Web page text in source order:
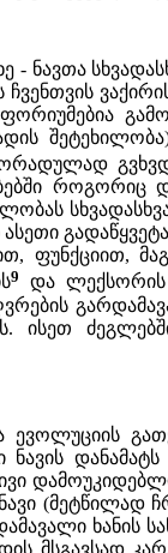
ნავთა
როგორიც
ფუნქციით,
9
და ლექსორის
ისეთ
ევოლუციის
დანამატს
ნავი
ხანის
მსგავსად